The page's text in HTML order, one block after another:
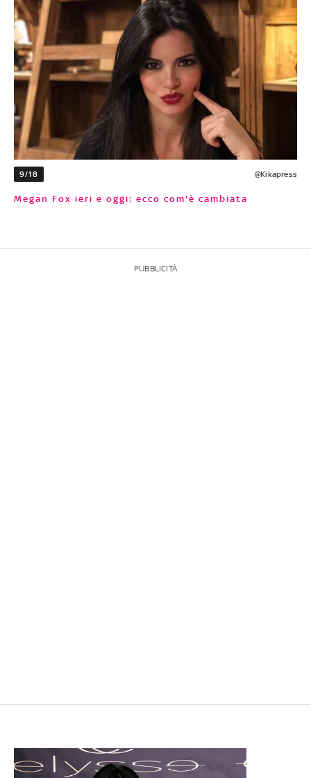
9/18 @Kikapress
Megan Fox ieri e oggi: ecco com'è cambiata
PUBBLICITÀ